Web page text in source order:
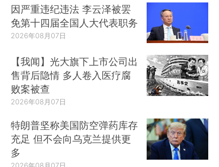
因严重违纪违法 李云泽被罢
免第十四届全国人大代表职务
2026年08月07日
【我闻】光大旗下上市公司出
售背后隐情 多人卷入医疗腐
败案被查
2026年08月07日
特朗普坚称美国防空弹药库存
充足 但不会向乌克兰提供更
多